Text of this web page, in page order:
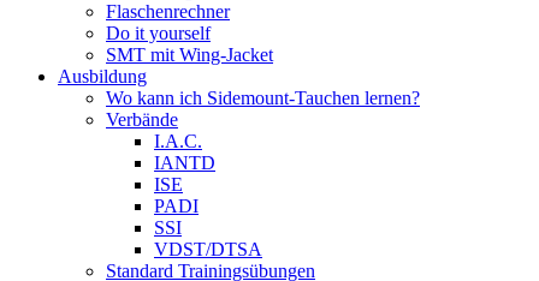
Flaschenrechner
Do it yourself
SMT mit Wing-Jacket
Ausbildung
Wo kann ich Sidemount-Tauchen lernen?
Verbände
I.A.C.
IANTD
ISE
PADI
SSI
VDST/DTSA
Standard Trainingsübungen